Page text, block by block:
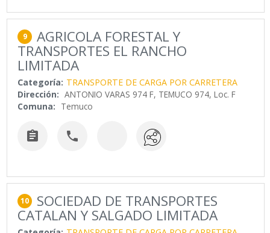
9 AGRICOLA FORESTAL Y
TRANSPORTES EL RANCHO
LIMITADA
Categoría: TRANSPORTE DE CARGA POR CARRETERA
Dirección: ANTONIO VARAS 974 F, TEMUCO 974, Loc. F
Comuna: Temuco
 
10 SOCIEDAD DE TRANSPORTES
CATALAN Y SALGADO LIMITADA